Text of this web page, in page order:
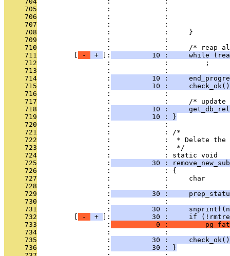
     705
:             :
     706
:             :
     707
:             :
     708
                 :             :     }
     709
                 :             :
     710
:             :     /* reap
     711
- + ]:
10 :     while
     712
                 :             :         ;
     713
                 :             :
     714
                 :
10 :
     715
                 :
10 :
     716
                 :             :
     717
:             :     /*
     718
                 :
10 :
     719
                 :
          10 : }
     720
                 :             :
     721
                 :             : /*
     722
:             :  * Delete
     723
                 :             :  */
     724
                 :             : static void
     725
                 :
30 :
     726
                 :             : {
     727
:             :     char
     728
                 :             :
     729
                 :
30 :
     730
                 :             :
     731
                 :
30 :
     732
- + ]:
30 :     if
     733
                 :
0 :
     734
                 :             :
     735
                 :
30 :
     736
                 :
          30 : }